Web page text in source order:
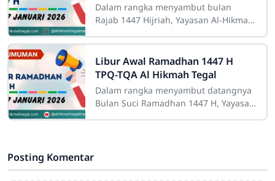
Dalam rangka menyambut bulan
Rajab 1447 Hijriah, Yayasan Al-Hikmah
kepada seluruh santri dan wali santri
Libur Awal Ramadhan 1447 H
TPQ-TQA Al Hikmah Tegal
Dalam rangka menyambut datangnya
Bulan Suci Ramadhan 1447 H, Yayasan
Posting Komentar